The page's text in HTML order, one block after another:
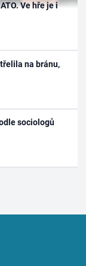
Ve hře je i
na bránu,
sociologů